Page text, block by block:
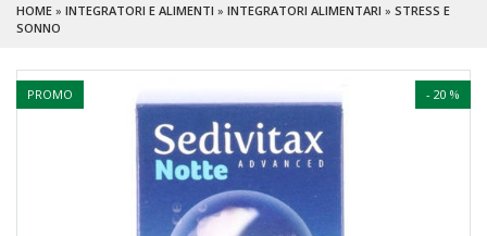
HOME » INTEGRATORI E ALIMENTI » INTEGRATORI ALIMENTARI » STRESS E
SONNO
- 20 %
PROMO